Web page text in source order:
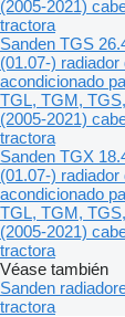
(2005-2021)
tractora
Sanden TGS
(01.07-) radiador
acondicionado
TGL, TGM,
(2005-2021)
tractora
Sanden TGX
(01.07-) radiador
acondicionado
TGL, TGM,
(2005-2021)
tractora
Véase también
Sanden
tractora